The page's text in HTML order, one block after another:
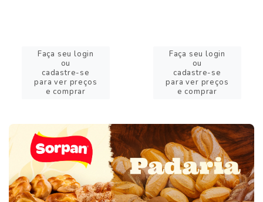
Faça seu login
ou
cadastre-se
para ver preços
e comprar
Faça seu login
ou
cadastre-se
para ver preços
e comprar